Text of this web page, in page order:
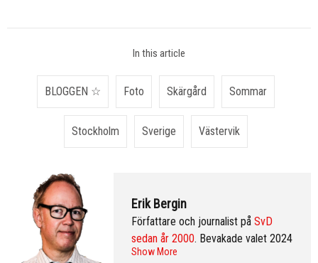
In this article
BLOGGEN ☆ Foto Skärgård Sommar
Stockholm Sverige Västervik
Erik Bergin
Författare och journalist på SvD
sedan år 2000. Bevakade valet 2024
från Washington DC och var SvD:s
Show More